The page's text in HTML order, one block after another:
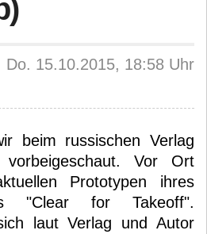
15.10.2015, 18:58 Uhr
beim russischen Verlag
vorbeigeschaut. Vor Ort
Prototypen ihres
"Clear for Takeoff".
laut Verlag und Autor